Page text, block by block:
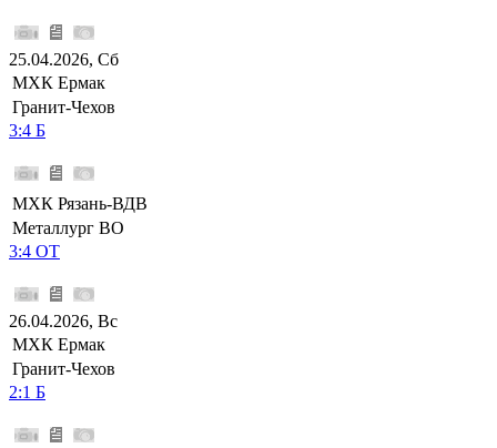
25.04.2026, Сб
МХК Ермак
Гранит-Чехов
3:4 Б
МХК Рязань-ВДВ
Металлург ВО
3:4 ОТ
26.04.2026, Вс
МХК Ермак
Гранит-Чехов
2:1 Б